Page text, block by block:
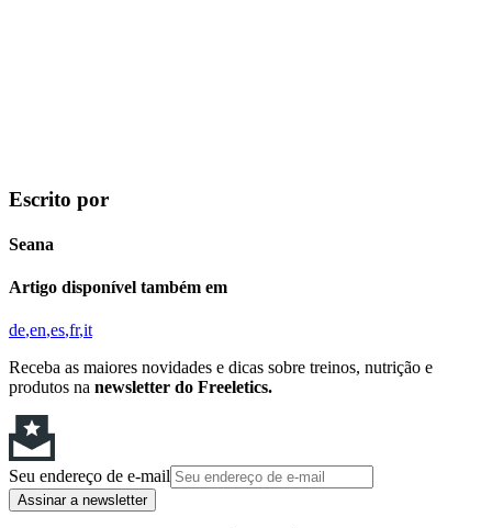
Escrito por
Seana
Artigo disponível também em
de en es fr it
Receba as maiores novidades e dicas sobre treinos, nutrição e
produtos na newsletter do Freeletics.
Seu endereço de e-mail
Assinar a newsletter